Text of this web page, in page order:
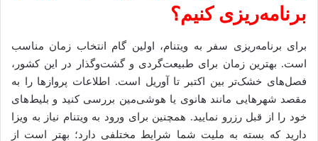
برنامه‌ریزی کنیم؟
برای برنامه‌ریزی سفر به ویتنام، اولین گام انتخاب زمان مناسب
است. بهترین زمان برای طبیعت‌گردی و گشت‌وگذار در این کشور،
فصل‌های خشک‌تر بین اکتبر تا آوریل است. اطلاعات پروازها را به
مقصد شهرهایی مانند هانوی یا هوشی‌مین بررسی کنید و بلیط‌های
خود را از قبل رزرو نمایید. همچنین برای ورود به ویتنام نیاز به ویزا
دارید که بسته به ملیت شما شرایط مختلفی دارد؛ بهتر است از